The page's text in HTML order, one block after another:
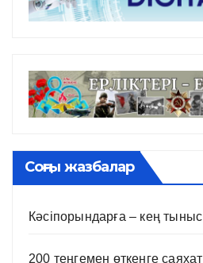
Соңғы жазбалар
Кәсіпорындарға – кең тыныс
200 теңгемен өткенге саяхат